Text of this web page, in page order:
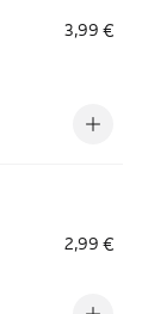
3,99 €
2,99 €